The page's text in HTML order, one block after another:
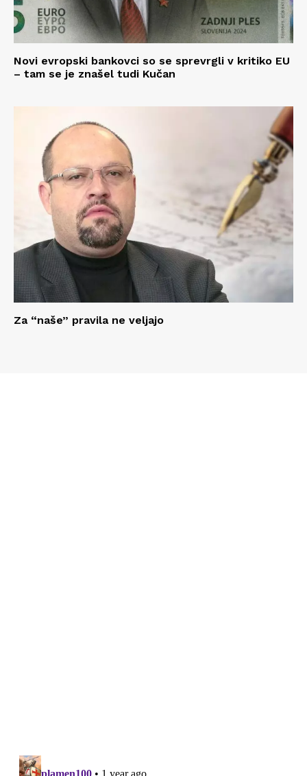
Novi evropski bankovci so se sprevrgli v kritiko EU
– tam se je znašel tudi Kučan
Za “naše” pravila ne veljajo